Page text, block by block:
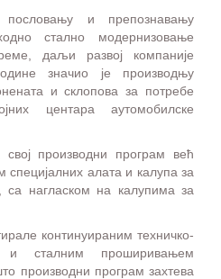
пословању и препознавању
стално модернизовање
даљи развој компаније
значио је производњу
и склопова за потребе
центара аутомобилске
производни програм већ
алата и калупа за
са нагласком на калупима за
континуираним техничко-
и сталним проширивањем
производни програм захтева